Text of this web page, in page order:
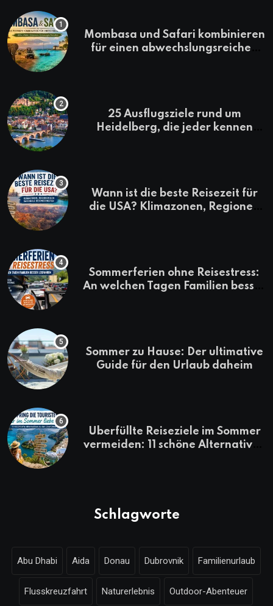
Mombasa und Safari kombinieren
für einen abwechslungsreichen
25 Ausflugsziele rund um
Heidelberg, die jeder kennen
Wann ist die beste Reisezeit für
die USA? Klimazonen, Regionen
Sommerferien ohne Reisestress:
An welchen Tagen Familien besser
Sommer zu Hause: Der ultimative
Guide für den Urlaub daheim
Überfüllte Reiseziele im Sommer
vermeiden: 11 schöne Alternativen
Schlagworte
Abu Dhabi Aida Donau Dubrovnik Familienurlaub
Flusskreuzfahrt Naturerlebnis Outdoor-Abenteuer